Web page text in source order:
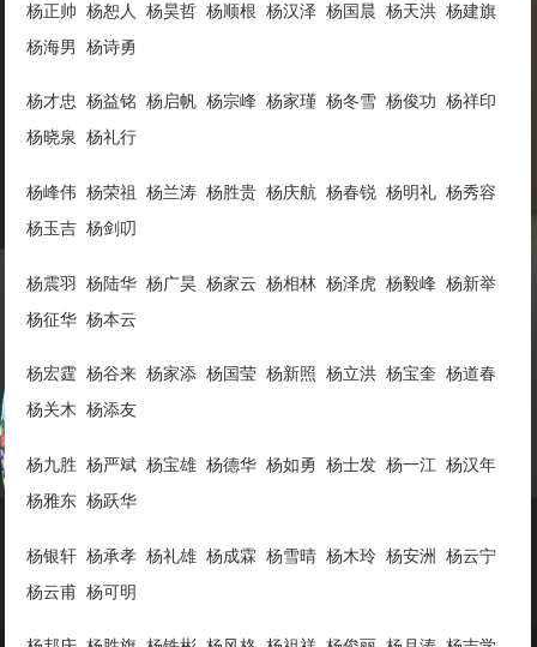
杨正帅 杨恕人 杨昊哲 杨顺根 杨汉泽 杨国晨 杨天洪 杨建旗
杨海男 杨诗勇
杨才忠 杨益铭 杨启帆 杨宗峰 杨家瑾 杨冬雪 杨俊功 杨祥印
杨晓泉 杨礼行
杨峰伟 杨荣祖 杨兰涛 杨胜贵 杨庆航 杨春锐 杨明礼 杨秀容
杨玉吉 杨剑叨
杨震羽 杨陆华 杨广昊 杨家云 杨相林 杨泽虎 杨毅峰 杨新举
杨征华 杨本云
杨宏霆 杨谷来 杨家添 杨国莹 杨新照 杨立洪 杨宝奎 杨道春
杨关木 杨添友
杨九胜 杨严斌 杨宝雄 杨德华 杨如勇 杨士发 杨一江 杨汉年
杨雅东 杨跃华
杨银轩 杨承孝 杨礼雄 杨成霖 杨雪晴 杨木玲 杨安洲 杨云宁
杨云甫 杨可明